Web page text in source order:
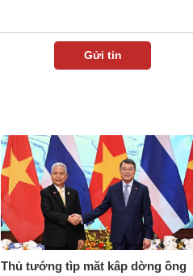
Thủ tướng tìp măt kâp dờng ồng